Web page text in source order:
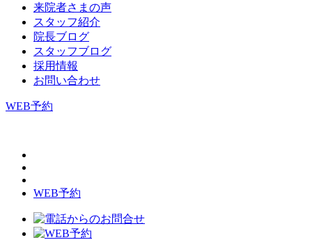
来院者さまの声
スタッフ紹介
院長ブログ
スタッフブログ
採用情報
お問い合わせ
WEB予約
WEB予約